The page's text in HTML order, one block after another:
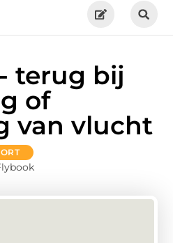
terug bij
of
van vlucht